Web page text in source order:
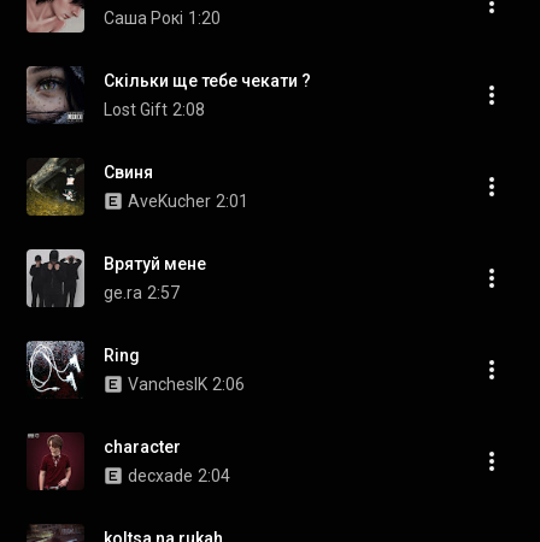
Саша Рокі 1:20
Скільки ще тебе чекати ?
Lost Gift 2:08
Свиня
AveKucher 2:01
Врятуй мене
ge.ra 2:57
Ring
VanchesIK 2:06
character
decxade 2:04